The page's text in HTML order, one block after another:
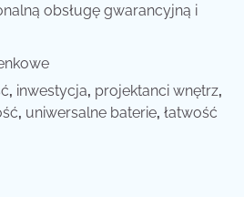
obsługę gwarancyjną i
, inwestycja, projektanci wnętrz,
, uniwersalne baterie, łatwość